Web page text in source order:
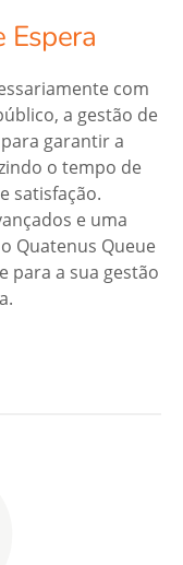
Espera
com
a gestão de
garantir a
o tempo de
satisfação.
e uma
Quatenus Queue
para a sua gestão